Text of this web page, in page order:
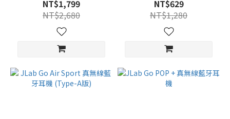
NT$1,799
NT$2,680
NT$629
NT$1,280